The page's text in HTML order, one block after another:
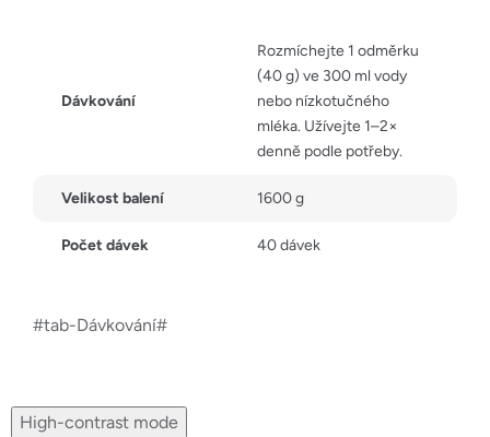
Dávkování
Rozmíchejte 1 odměrku
(40 g) ve 300 ml vody
nebo nízkotučného
mléka. Užívejte 1–2×
denně podle potřeby.
Velikost balení 1600 g
Počet dávek 40 dávek
#tab-Dávkování#
High-contrast mode